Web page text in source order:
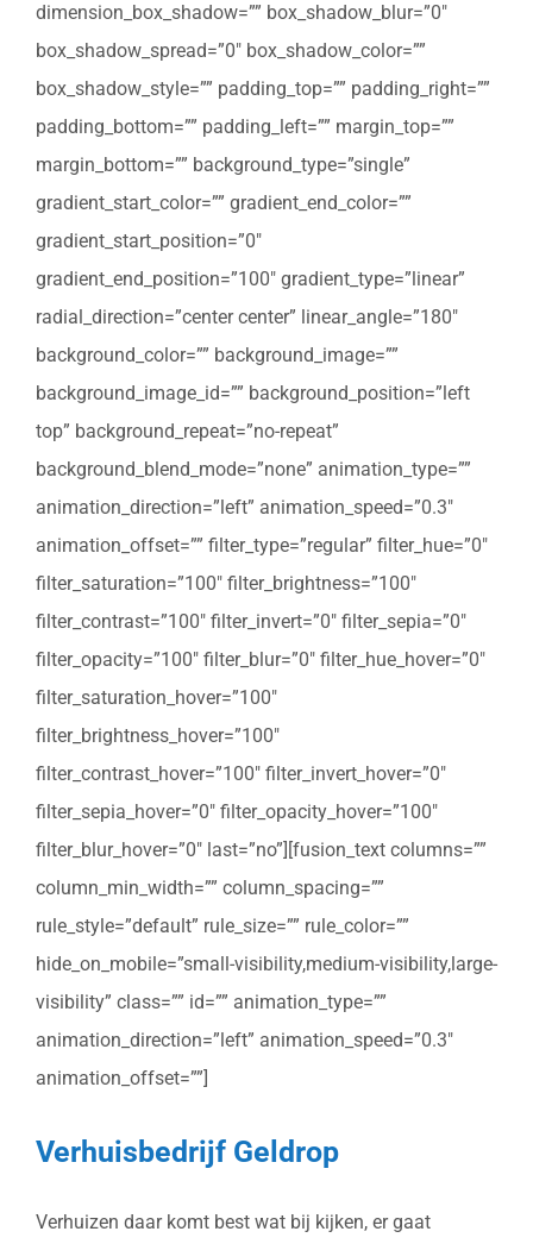
dimension_box_shadow=”” box_shadow_blur=”0″
box_shadow_spread=”0″ box_shadow_color=””
box_shadow_style=”” padding_top=”” padding_right=””
padding_bottom=”” padding_left=”” margin_top=””
margin_bottom=”” background_type=”single”
gradient_start_color=”” gradient_end_color=””
gradient_start_position=”0″
gradient_end_position=”100″ gradient_type=”linear”
radial_direction=”center center” linear_angle=”180″
background_color=”” background_image=””
background_image_id=”” background_position=”left
top” background_repeat=”no-repeat”
background_blend_mode=”none” animation_type=””
animation_direction=”left” animation_speed=”0.3″
animation_offset=”” filter_type=”regular” filter_hue=”0″
filter_saturation=”100″ filter_brightness=”100″
filter_contrast=”100″ filter_invert=”0″ filter_sepia=”0″
filter_opacity=”100″ filter_blur=”0″ filter_hue_hover=”0″
filter_saturation_hover=”100″
filter_brightness_hover=”100″
filter_contrast_hover=”100″ filter_invert_hover=”0″
filter_sepia_hover=”0″ filter_opacity_hover=”100″
filter_blur_hover=”0″ last=”no”][fusion_text columns=””
column_min_width=”” column_spacing=””
rule_style=”default” rule_size=”” rule_color=””
hide_on_mobile=”small-visibility,medium-visibility,large-
visibility” class=”” id=”” animation_type=””
animation_direction=”left” animation_speed=”0.3″
animation_offset=””]
Verhuisbedrijf Geldrop
Verhuizen daar komt best wat bij kijken, er gaat